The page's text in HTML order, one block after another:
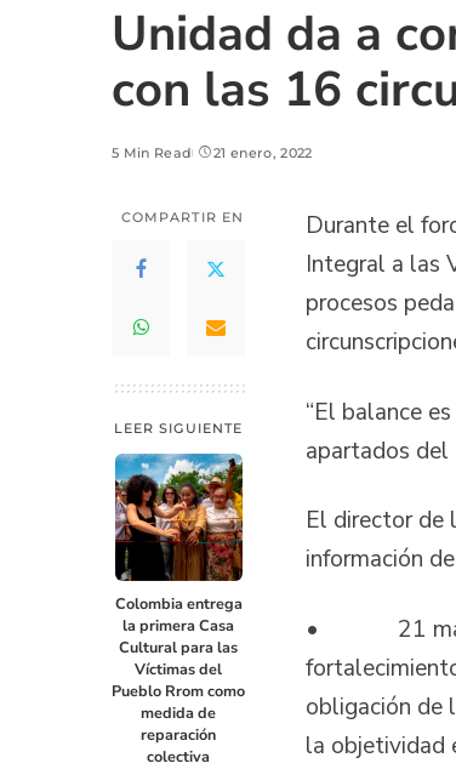
Unidad da a
con las 16
5 Min Read 21 enero, 2022
COMPARTIR EN
LEER SIGUIENTE
Colombia entrega
la primera Casa
Cultural para las
Víctimas del
Pueblo Rrom como
medida de
reparación
colectiva
Durante el
Integral a las
procesos
“El balance
apartados del
El director de
información
• 21
obligación de
la objetividad